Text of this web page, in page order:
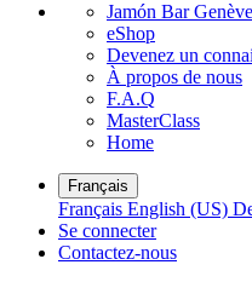
Jamón Bar Genève
eShop
Devenez un
À propos de nous
F.A.Q
MasterClass
Home
Français
Français English (US)
Se connecter
Contactez-nous